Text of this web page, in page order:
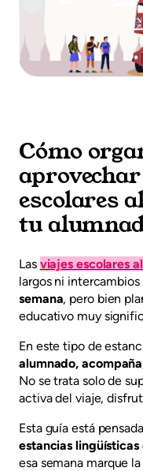
Cómo
escolares
tu
Las viajes escolares
largos ni
semana, pero bien
educativo muy
En este tipo de
alumnado,
No se trata solo de
activa del viaje,
Esta guía está
estancias
esa semana marque